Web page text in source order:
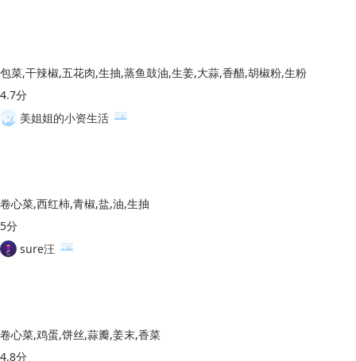
包菜,干辣椒,五花肉,生抽,蒸鱼鼓油,生姜,大蒜,香醋,胡椒粉,生粉
4.7分
美姐姐的小资生活
卷心菜,西红柿,青椒,盐,油,生抽
5分
sure汪
卷心菜,鸡蛋,饼丝,蒜瓣,姜末,香菜
4.8分